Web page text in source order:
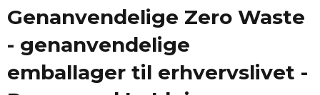
Genanvendelige Zero Waste
- genanvendelige
emballager til erhvervslivet -